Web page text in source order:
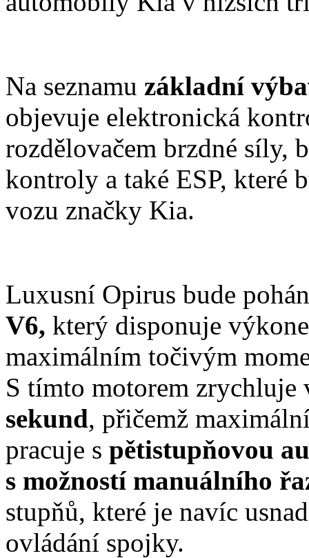
Na seznamu základní
objevuje elektronická
rozdělovačem brzdné síly,
kontroly a také ESP, které
vozu značky Kia.
Luxusní Opirus bude
V6, který disponuje
maximálním točivým
S tímto motorem
sekund, přičemž
pracuje s pětistupňovou
s možností manuálního
stupňů, které je navíc
ovládání spojky.